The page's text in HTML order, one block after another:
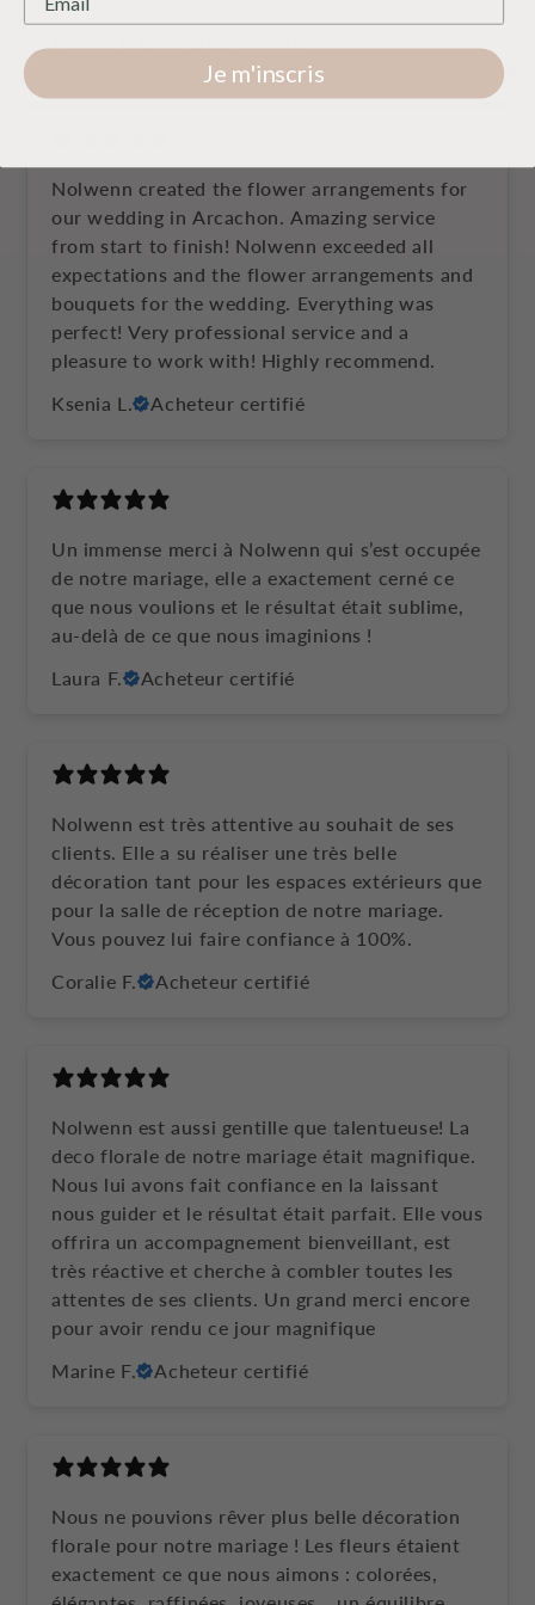
Manon P.
Acheteur certifié
Nolwenn created the flower arrangements for
our wedding in Arcachon. Amazing service
from start to finish! Nolwenn exceeded all
expectations and the flower arrangements and
bouquets for the wedding. Everything was
perfect! Very professional service and a
pleasure to work with! Highly recommend.
Ksenia L.
Acheteur certifié
Un immense merci à Nolwenn qui s’est occupée
de notre mariage, elle a exactement cerné ce
que nous voulions et le résultat était sublime,
au-delà de ce que nous imaginions !
Laura F.
Acheteur certifié
Nolwenn est très attentive au souhait de ses
clients. Elle a su réaliser une très belle
décoration tant pour les espaces extérieurs que
pour la salle de réception de notre mariage.
Vous pouvez lui faire confiance à 100%.
Coralie F.
Acheteur certifié
Nolwenn est aussi gentille que talentueuse! La
deco florale de notre mariage était magnifique.
Nous lui avons fait confiance en la laissant
nous guider et le résultat était parfait. Elle vous
offrira un accompagnement bienveillant, est
très réactive et cherche à combler toutes les
attentes de ses clients. Un grand merci encore
pour avoir rendu ce jour magnifique
Marine F.
Acheteur certifié
Nous ne pouvions rêver plus belle décoration
florale pour notre mariage ! Les fleurs étaient
exactement ce que nous aimons : colorées,
Je m'inscris